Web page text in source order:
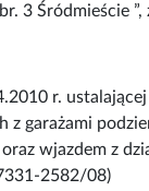
3 Śródmieście
r.
z garażami
wjazdem z
2582/08)